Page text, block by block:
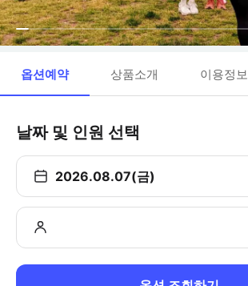
옵션예약 상품소개 이용정보
날짜 및 인원 선택
2026.08.07(금)